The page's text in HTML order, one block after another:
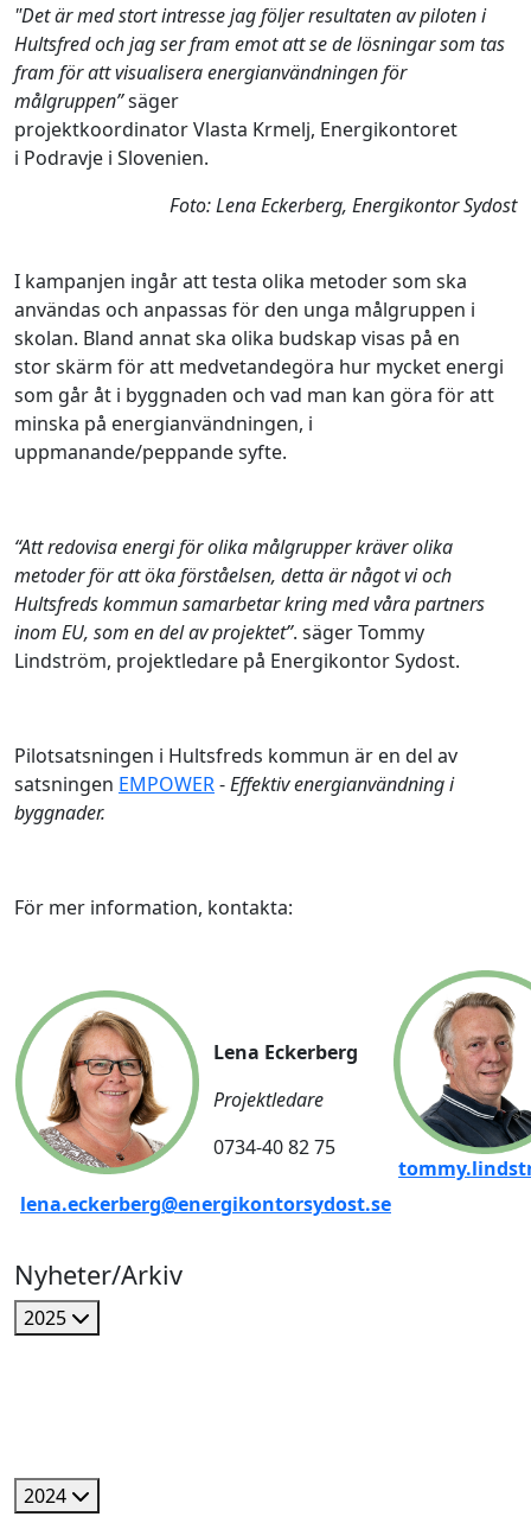
"Det är med stort intresse jag följer resultaten av piloten i
Hultsfred och jag ser fram emot att se de lösningar som tas
fram för att visualisera energianvändningen för
målgruppen”säger
projektkoordinator Vlasta Krmelj, Energikontoret
i Podravje i Slovenien.
Foto: Lena Eckerberg, Energikontor Sydost
I kampanjen ingår att testa olika metoder som ska
användas och anpassas för den unga målgruppen i
skolan. Bland annat ska olika budskap visas på en
stor skärm för att medvetandegöra hur mycket energi
som går åt i byggnaden och vad man kan göra för att
minska på energianvändningen, i
uppmanande/peppande syfte.
“Att redovisa energi för olika målgrupper kräver olika
metoder för att öka förståelsen, detta är något vi och
Hultsfreds kommun samarbetar kring med våra partners
inom EU, som en del av projektet”. säger Tommy
Lindström, projektledare på Energikontor Sydost.
Pilotsatsningen i Hultsfreds kommun är en del av
satsningen EMPOWER-Effektiv energianvändning i
byggnader.
För mer information, kontakta:
Lena Eckerberg
Projektledare
0734-40 82 75
lena.eckerberg@energikontorsydost.se
Nyheter/Arkiv
2025
2024